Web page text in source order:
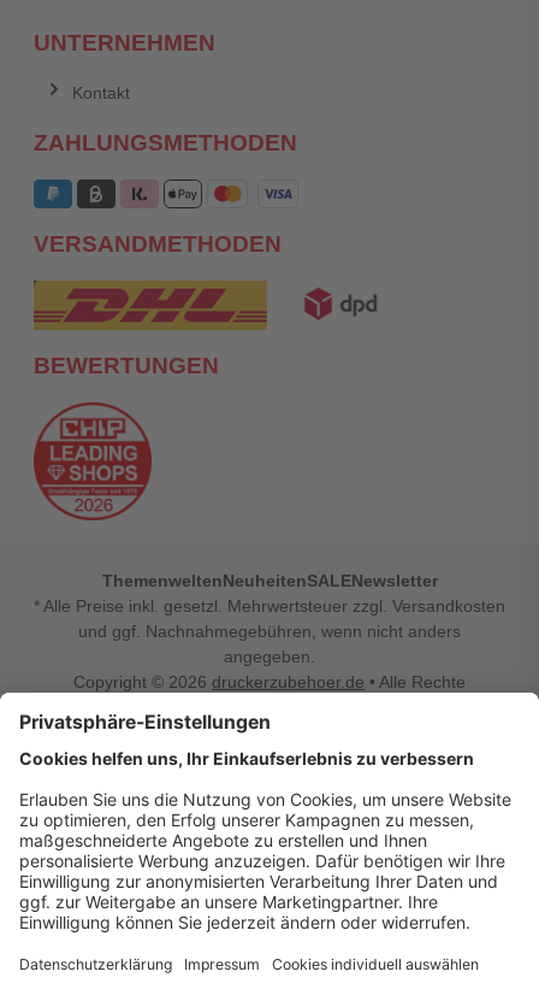
UNTERNEHMEN
Kontakt
ZAHLUNGSMETHODEN
VERSANDMETHODEN
BEWERTUNGEN
ThemenweltenNeuheitenSALENewsletter
* Alle Preise inkl. gesetzl. Mehrwertsteuer zzgl. Versandkosten
und ggf. Nachnahmegebühren, wenn nicht anders
angegeben.
Copyright © 2026 druckerzubehoer.de • Alle Rechte
Vertrag widerrufen
Druckerzubehoer.de – preiswerte Qualität für Ihr Office
Sie sind auf der Suche nach dem passenden Druckerzubehör
oder Zubehör für das Büro, den Computer oder Ihr
Smartphone? Dann sind Sie bei Druckerzubehoer.de genau
richtig! Unser breites Sortiment bietet unter anderem Tinte
und Toner für alle gängigen Druckermodelle – großer sowie
kleiner Hersteller. Zugleich sind wir Ihr Online Fachhandel für
einrichten, die Werkstatt ausstatten oder den Alltag mit